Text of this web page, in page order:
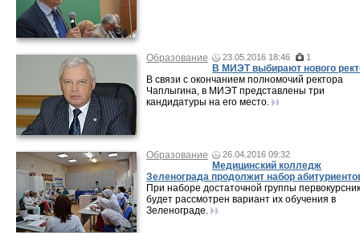
Образование 23.05.2016 18:46 1
В МИЭТ выбирают нового
В связи с окончанием полномочий ректора
Чаплыгина, в МИЭТ представлены три
кандидатуры на его место.
Образование 26.04.2016 09:32
Медицинский колледж
Зеленограда продолжит набор
При наборе достаточной группы
будет рассмотрен вариант их обучения в
Зеленограде.